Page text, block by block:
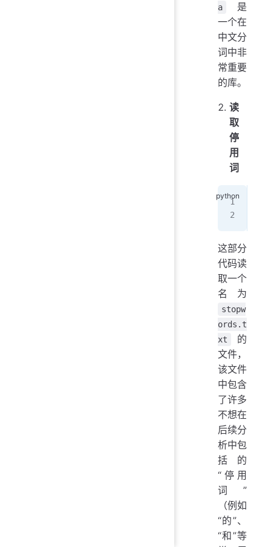
a
是
一个在
中文分
词中非
常重要
的库。
读
取
停
用
词
这部分
代码读
取一个
名为
stopw
ords.t
xt
的
文件，
该文件
中包含
了许多
不想在
后续分
析中包
括的
“停用
词”
（例如
“的”、
“和”等